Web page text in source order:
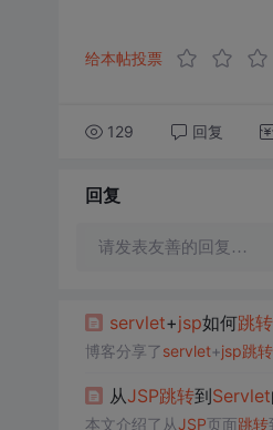
给本帖投票
129 回复
回复
请发表友善的回复…
servlet+jsp如何跳转
博客分享了servlet+jsp跳转
从JSP跳转到Servlet
本文介绍了从JSP页面跳转